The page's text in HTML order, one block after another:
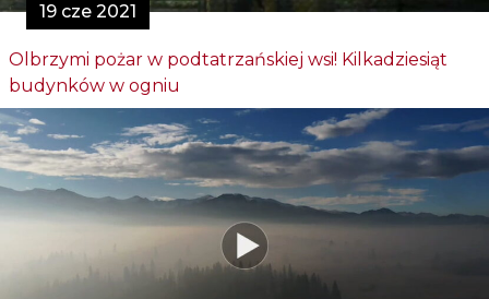
19 cze 2021
Olbrzymi pożar w podtatrzańskiej wsi! Kilkadziesiąt
budynków w ogniu